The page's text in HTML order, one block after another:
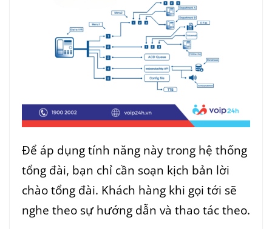
Để áp dụng tính năng này trong hệ thống
tổng đài, bạn chỉ cần soạn kịch bản lời
chào tổng đài. Khách hàng khi gọi tới sẽ
nghe theo sự hướng dẫn và thao tác theo.